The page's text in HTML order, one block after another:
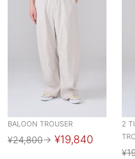
BALOON TROUSER
¥24,800→ ¥19,840
2